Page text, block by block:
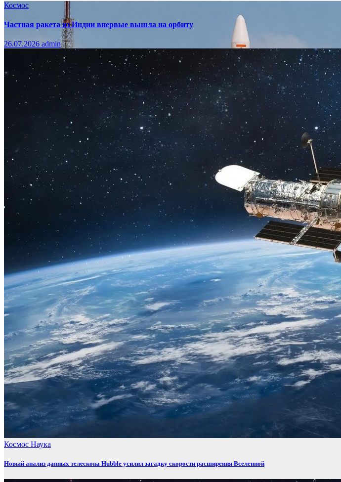
Космос
Частная ракета из Индии впервые вышла на орбиту
26.07.2026 admin
Космос Наука
Новый анализ данных телескопа Hubble усилил загадку скорости расширения Вселенной